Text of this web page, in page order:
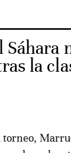
la